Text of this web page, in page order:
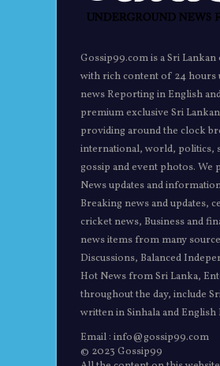
Gossip99.com is a Sri
with rich content of 24 hours
news Reporting in English
premium exclusive Sri
providing around the clock
international, world, politics,
gossip and event photos. We
News updates and
Breaking news and updates,
cricket news, Business and
news items from many
Discussions, Balanced
Hot News from Sri Lanka,
throughout the day, include
written in Sinhala and English
Email : info@gossip99.com
© 2023 Gossip99